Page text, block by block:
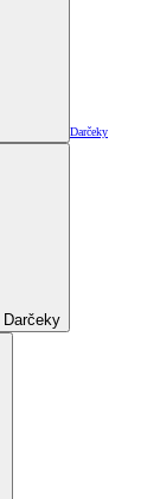
Darčeky
Darčeky